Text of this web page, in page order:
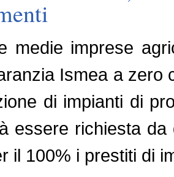
medie imprese
Ismea a zero
di impianti di
essere richiesta
il 100% i prestiti di